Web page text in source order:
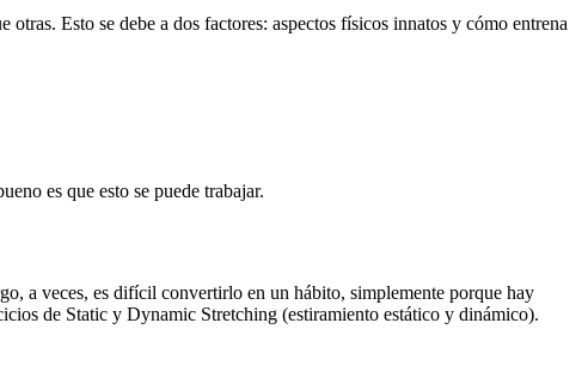
Esto se debe a dos factores: aspectos físicos innatos y cómo entrena
es que esto se puede trabajar.
a veces, es difícil convertirlo en un hábito, simplemente porque hay
de Static y Dynamic Stretching (estiramiento estático y dinámico).